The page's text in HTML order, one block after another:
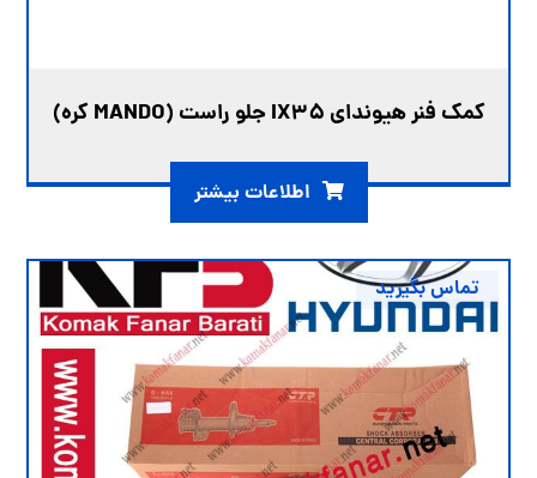
کمک فنر هیوندای IX35 جلو راست (MANDO کره)
اطلاعات بیشتر
تماس بگیرید